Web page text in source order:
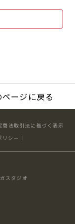
ージに戻る
商法取引法に基づく表示
リシー
スタジオ